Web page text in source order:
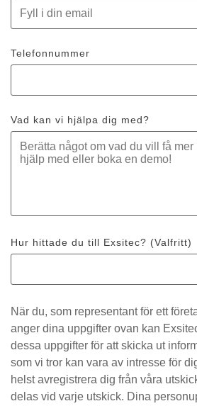
Telefonnummer
Vad kan vi hjälpa dig med?
Hur hittade du till Exsitec? (Valfritt)
När du, som representant för ett
anger dina uppgifter ovan kan
dessa uppgifter för att skicka ut
som vi tror kan vara av intresse för
helst avregistrera dig från våra
delas vid varje utskick. Dina